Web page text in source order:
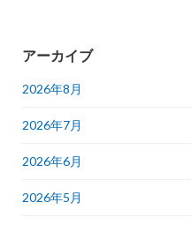
アーカイブ
2026年8月
2026年7月
2026年6月
2026年5月